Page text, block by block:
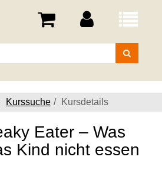
Menü
Kurse
suchen
Kurssuche Kursdetails
Eater – Was
Kind nicht essen